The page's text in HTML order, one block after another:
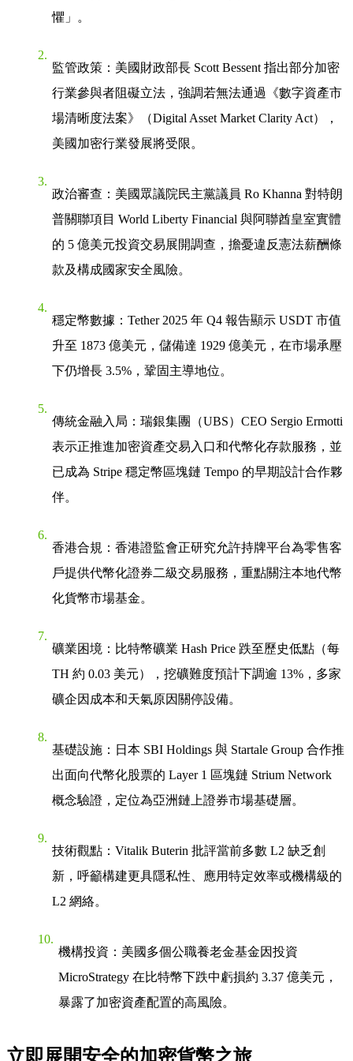
懼」。
監管政策 ：美國財政部長 Scott Bessent 指出部分加密
行業參與者阻礙立法，強調若無法通過《數字資產市
場清晰度法案》（Digital Asset Market Clarity Act），
美國加密行業發展將受限。
政治審查 ：美國眾議院民主黨議員 Ro Khanna 對特朗
普關聯項目 World Liberty Financial 與阿聯酋皇室實體
的 5 億美元投資交易展開調查，擔憂違反憲法薪酬條
款及構成國家安全風險。
穩定幣數據 ：Tether 2025 年 Q4 報告顯示 USDT 市值
升至 1873 億美元，儲備達 1929 億美元，在市場承壓
下仍增長 3.5%，鞏固主導地位。
傳統金融入局 ：瑞銀集團（UBS）CEO Sergio Ermotti
表示正推進加密資產交易入口和代幣化存款服務，並
已成為 Stripe 穩定幣區塊鏈 Tempo 的早期設計合作夥
伴。
香港合規 ：香港證監會正研究允許持牌平台為零售客
戶提供代幣化證券二級交易服務，重點關注本地代幣
化貨幣市場基金。
礦業困境 ：比特幣礦業 Hash Price 跌至歷史低點（每
TH 約 0.03 美元），挖礦難度預計下調逾 13%，多家
礦企因成本和天氣原因關停設備。
基礎設施 ：日本 SBI Holdings 與 Startale Group 合作推
出面向代幣化股票的 Layer 1 區塊鏈 Strium Network
概念驗證，定位為亞洲鏈上證券市場基礎層。
技術觀點 ：Vitalik Buterin 批評當前多數 L2 缺乏創
新，呼籲構建更具隱私性、應用特定效率或機構級的
L2 網絡。
機構投資 ：美國多個公職養老金基金因投資
MicroStrategy 在比特幣下跌中虧損約 3.37 億美元，
暴露了加密資產配置的高風險。
立即展開安全的加密貨幣之旅